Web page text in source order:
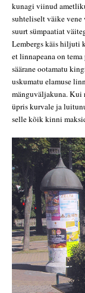
kunagi viinud
suhteliselt väike vene
suurt sümpaatiat
Lembergs käis hiljuti
et linnapeana on
säärane ootamatu
uskumatu elamuse
mänguväljakuna. Kui
üpris kurvale ja
selle kõik kinni